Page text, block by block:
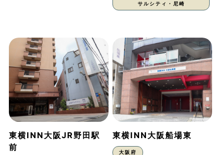
サルシティ・尼崎
東横INN大阪JR野田駅
前
東横INN大阪船場東
大阪府